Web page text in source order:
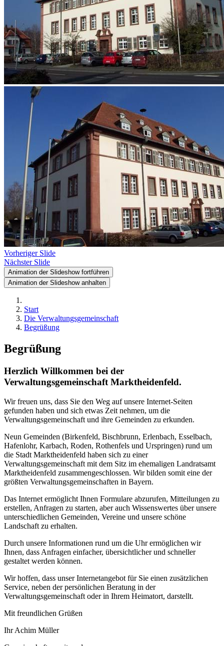
Vorheriger Slide
Nächster Slide
Animation der Slideshow fortführen
Animation der Slideshow anhalten
Start
Die Verwaltungsgemeinschaft
Begrüßung
Begrüßung
Herzlich Willkommen bei der
Verwaltungsgemeinschaft Marktheidenfeld.
Wir freuen uns, dass Sie den Weg auf unsere Internet-Seiten
gefunden haben und sich etwas Zeit nehmen, um die
Verwaltungsgemeinschaft und ihre Gemeinden zu erkunden.
Neun Gemeinden (Birkenfeld, Bischbrunn, Erlenbach, Esselbach,
Hafenlohr, Karbach, Roden, Rothenfels und Urspringen) rund um
die Stadt Marktheidenfeld haben sich zu einer
Verwaltungsgemeinschaft mit dem Sitz im ehemaligen Landratsamt
Marktheidenfeld zusammengeschlossen. Wir bilden somit eine der
größten Verwaltungsgemeinschaften in Bayern.
Das Internet ermöglicht Ihnen Formulare abzurufen, Mitteilungen zu
erstellen, Anfragen zu starten, aber auch Wissenswertes über unsere
unterschiedlichen Gemeinden, Vereine und unsere schöne
Landschaft zu erhalten.
Durch unsere Informationen rund um die Uhr ermöglichen wir
Ihnen, dass Anfragen einfacher, übersichtlicher und schneller
gestaltet werden können.
Wir hoffen, dass unser Internetangebot für Sie einen zusätzlichen
Service, neben der persönlichen Beratung in der
Verwaltungsgemeinschaft oder in Ihrem Heimatort, darstellt.
Mit freundlichen Grüßen
Ihr Achim Müller